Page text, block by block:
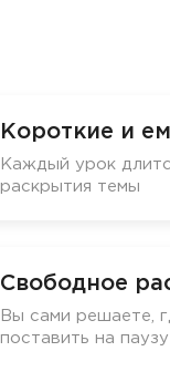
Короткие и
Каждый урок
раскрытия темы
Свободное
Вы сами решаете,
поставить на